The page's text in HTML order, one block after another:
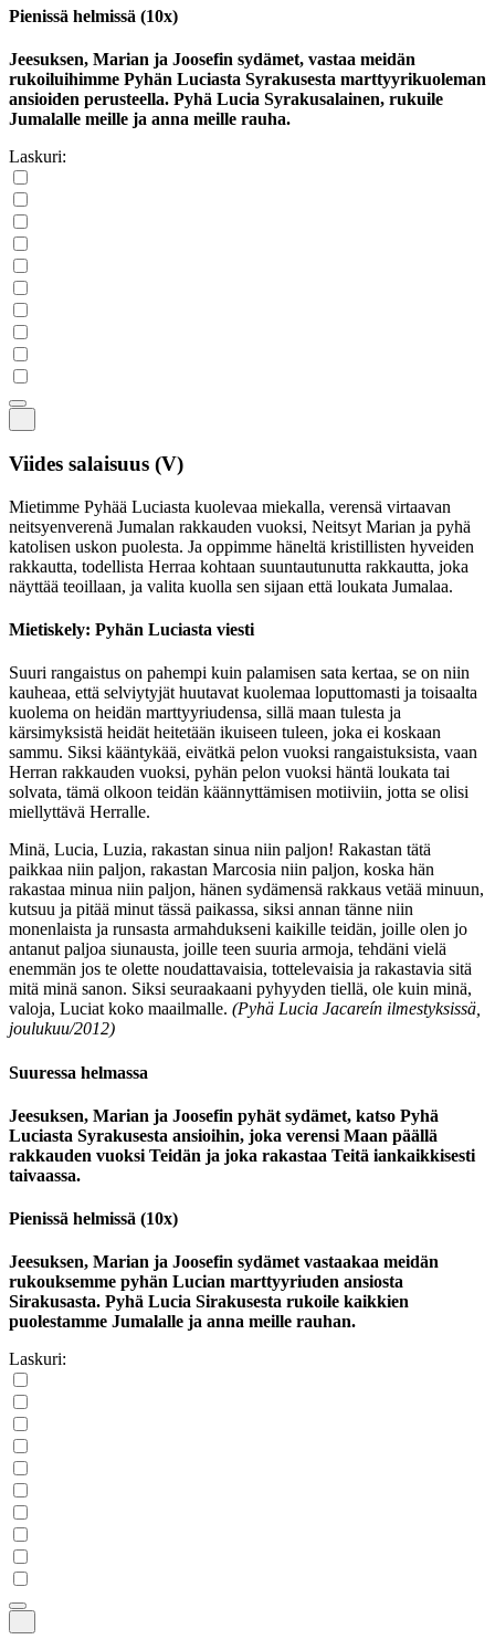
Pienissä helmissä (10x)
Jeesuksen, Marian ja Joosefin sydämet, vastaa meidän
rukoiluihimme Pyhän Luciasta Syrakusesta marttyyrikuoleman
ansioiden perusteella. Pyhä Lucia Syrakusalainen, rukuile
Jumalalle meille ja anna meille rauha.
Laskuri:
Viides salaisuus (V)
Mietimme Pyhää Luciasta kuolevaa miekalla, verensä virtaavan
neitsyenverenä Jumalan rakkauden vuoksi, Neitsyt Marian ja pyhä
katolisen uskon puolesta. Ja oppimme häneltä kristillisten hyveiden
rakkautta, todellista Herraa kohtaan suuntautunutta rakkautta, joka
näyttää teoillaan, ja valita kuolla sen sijaan että loukata Jumalaa.
Mietiskely: Pyhän Luciasta viesti
Suuri rangaistus on pahempi kuin palamisen sata kertaa, se on niin
kauheaa, että selviytyjät huutavat kuolemaa loputtomasti ja toisaalta
kuolema on heidän marttyyriudensa, sillä maan tulesta ja
kärsimyksistä heidät heitetään ikuiseen tuleen, joka ei koskaan
sammu. Siksi kääntykää, eivätkä pelon vuoksi rangaistuksista, vaan
Herran rakkauden vuoksi, pyhän pelon vuoksi häntä loukata tai
solvata, tämä olkoon teidän käännyttämisen motiiviin, jotta se olisi
miellyttävä Herralle.
Minä, Lucia, Luzia, rakastan sinua niin paljon! Rakastan tätä
paikkaa niin paljon, rakastan Marcosia niin paljon, koska hän
rakastaa minua niin paljon, hänen sydämensä rakkaus vetää minuun,
kutsuu ja pitää minut tässä paikassa, siksi annan tänne niin
monenlaista ja runsasta armahdukseni kaikille teidän, joille olen jo
antanut paljoa siunausta, joille teen suuria armoja, tehdäni vielä
enemmän jos te olette noudattavaisia, tottelevaisia ja rakastavia sitä
mitä minä sanon. Siksi seuraakaani pyhyyden tiellä, ole kuin minä,
valoja, Luciat koko maailmalle. (Pyhä Lucia Jacareín ilmestyksissä,
joulukuu/2012)
Suuressa helmassa
Jeesuksen, Marian ja Joosefin pyhät sydämet, katso Pyhä
Luciasta Syrakusesta ansioihin, joka verensi Maan päällä
rakkauden vuoksi Teidän ja joka rakastaa Teitä iankaikkisesti
taivaassa.
Pienissä helmissä (10x)
Jeesuksen, Marian ja Joosefin sydämet vastaakaa meidän
rukouksemme pyhän Lucian marttyyriuden ansiosta
Sirakusasta. Pyhä Lucia Sirakusesta rukoile kaikkien
puolestamme Jumalalle ja anna meille rauhan.
Laskuri: